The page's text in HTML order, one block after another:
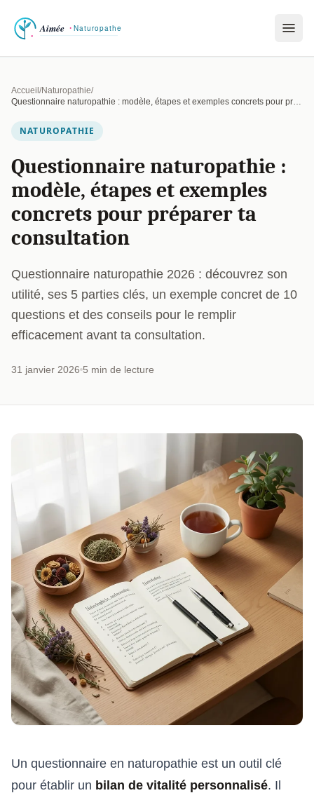
Accueil /Naturopathie/
Questionnaire naturopathie : modèle, étapes et exemples concrets pour préparer ta consultation
NATUROPATHIE
Questionnaire naturopathie :
modèle, étapes et exemples
concrets pour préparer ta
consultation
Questionnaire naturopathie 2026 : découvrez son
utilité, ses 5 parties clés, un exemple concret de 10
questions et des conseils pour le remplir
efficacement avant ta consultation.
31 janvier 2026 5 min de lecture
Un questionnaire en naturopathie est un outil clé
pour établir un bilan de vitalité personnalisé. Il